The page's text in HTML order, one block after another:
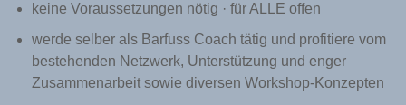
keine Voraussetzungen nötig · für ALLE offen
werdeselber als Barfuss Coach tätig und profitiere vom
bestehenden Netzwerk, Unterstützung und enger
Zusammenarbeit sowie diversen Workshop-Konzepten